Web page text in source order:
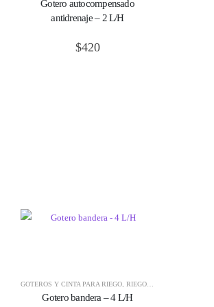
Gotero autocompensado
antidrenaje – 2 L/H
$420
GOTEROS Y CINTA PARA RIEGO RIEGO E HIDROPONÍA
Gotero bandera – 4 L/H